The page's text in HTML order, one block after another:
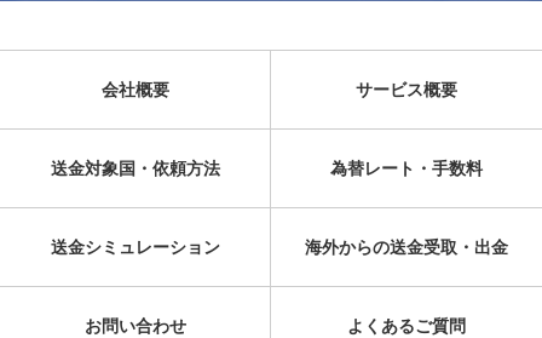
会社概要 サービス概要
送金対象国・依頼方法 為替レート・手数料
送金シミュレーション 海外からの送金受取・出金
お問い合わせ よくあるご質問